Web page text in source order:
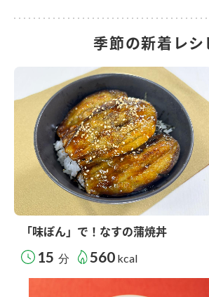
季節の新着レシ
「味ぽん」で！なすの蒲焼丼
15 分 560 kcal